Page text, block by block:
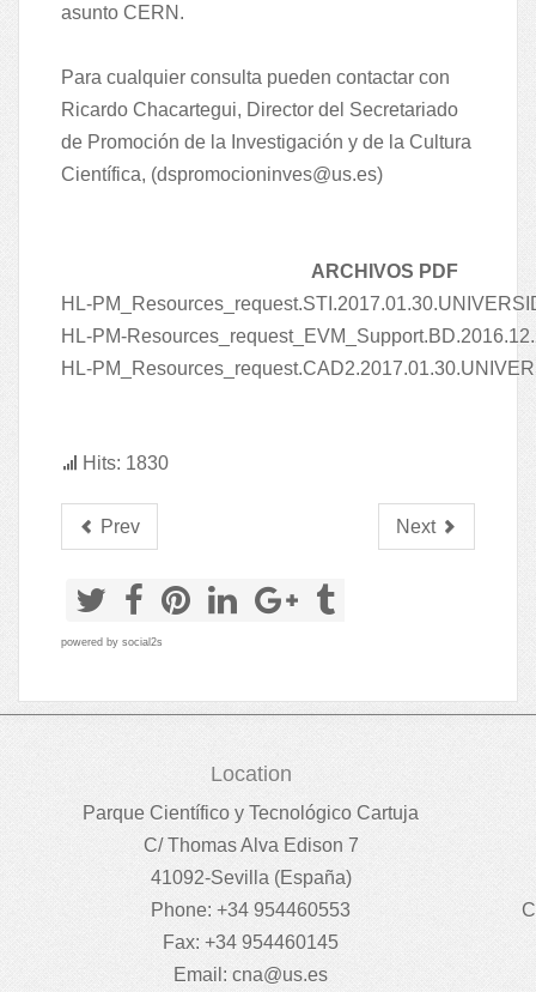
asunto CERN.
Para cualquier consulta pueden contactar con
Ricardo Chacartegui, Director del Secretariado
de Promoción de la Investigación y de la Cultura
Científica, (dspromocioninves@us.es)
ARCHIVOS PDF
HL-
HL-PM-
HL-
Hits: 1830
Prev Next
powered by social2s
Location
Parque Científico y Tecnológico Cartuja
C/ Thomas Alva Edison 7
41092-Sevilla (España)
Phone: +34 954460553
Fax: +34 954460145
Email: cna@us.es